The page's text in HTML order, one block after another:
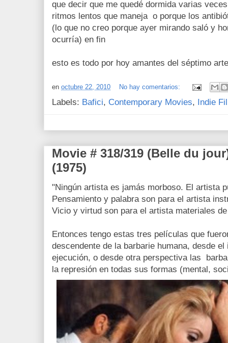
que decir que me quedé dormida varias
ritmos lentos que maneja o porque los
(lo que no creo porque ayer mirando saló y
ocurría) en fin
esto es todo por hoy amantes del séptimo
en octubre 22, 2010 No hay comentarios:
Labels: Bafici, Contemporary Movies, Indie
Movie # 318/319 (Belle du
(1975)
"Ningún artista es jamás morboso. El artista
Pensamiento y palabra son para el artista
Vicio y virtud son para el artista materiales
Entonces tengo estas tres películas que
descendente de la barbarie humana, desde
ejecución, o desde otra perspectiva las
la represión en todas sus formas (mental,